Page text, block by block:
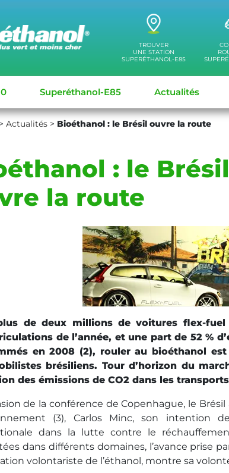
TROUVER
UNE STATION
SUPERÉTHANOL-E85
Superéthanol-E85 Actualités
> Actualités > Bioéthanol : le Brésil ouvre la route
: le Brésil
la route
de deux millions de voitures flex-fuel
de l’année, et une part de 52 %
en 2008 (2), rouler au bioéthanol
brésiliens. Tour d’horizon du
des émissions de CO2 dans les
de la conférence de Copenhague, le
(3), Carlos Minc, son
dans la lutte contre le
dans différents domaines, l’avance prise
volontariste de l’éthanol, montre sa